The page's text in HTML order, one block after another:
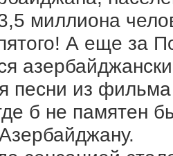
миллиона
А еще за
песни из
б не памятен